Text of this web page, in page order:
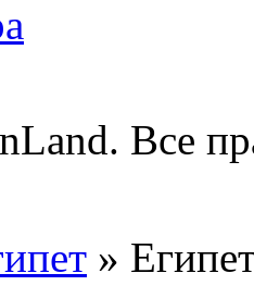
Все
»